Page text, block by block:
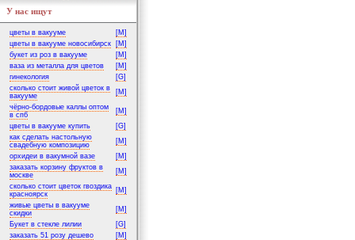
У нас ищут
цветы в вакууме
[M]
цветы в вакууме новосибирск
[M]
букет из роз в вакууме
[M]
ваза из металла для цветов
[M]
гинекология
[G]
сколько стоит живой цветок в
вакууме
[M]
чёрно-бордовые каллы оптом
в спб
[M]
цветы в вакууме купить
[G]
как сделать настольную
свадебную композицию
[M]
орхидеи в вакумной вазе
[M]
заказать корзину фруктов в
москве
[M]
сколько стоит цветок гвоздика
красноярск
[M]
живые цветы в вакууме
скидки
[M]
Букет в стекле лилии
[G]
заказать 51 розу дешево
[M]